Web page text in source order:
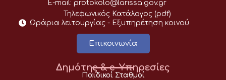
E-mail: protokolo@larissa.gov.gr
Τηλεφωνικός Κατάλογος (pdf)
Ωράρια λειτουργίας - Eξυπηρέτηση κοινού
Επικοινωνία
Δημότης & e-Υπηρεσίες
Παιδικοί Σταθμοί